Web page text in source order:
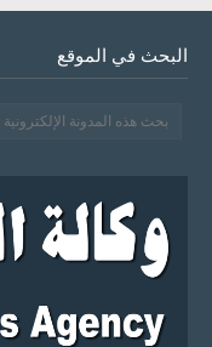
البحث في الموقع